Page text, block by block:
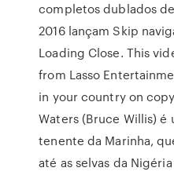
completos dublados
2016 lançam Skip
Loading Close. This
from Lasso
in your country on
Waters (Bruce Willis)
tenente da Marinha,
até as selvas da